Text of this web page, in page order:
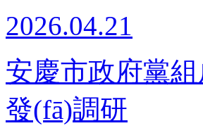
2026.04.21
安慶市政府黨組
發(fā)調研